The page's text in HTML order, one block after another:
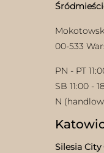
00-533
PN - PT
SB 11:00 -
N
Silesia City